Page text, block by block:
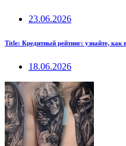
23.06.2026
Title: Кредитный рейтинг: узнайте, как
18.06.2026